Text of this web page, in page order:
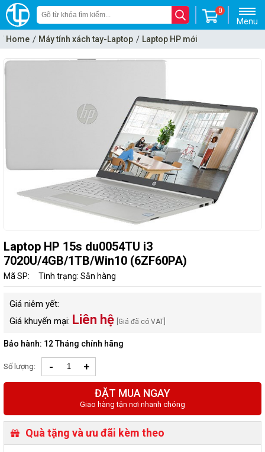
Menu
0
Home Máy tính xách tay-Laptop Laptop HP mới
Laptop HP 15s du0054TU i3
7020U/4GB/1TB/Win10 (6ZF60PA)
Mã SP: Tình trạng: Sẵn hàng
Giá niêm yết:
Giá khuyến mại: Liên hệ [Giá đã có VAT]
Bảo hành: 12 Tháng chính hãng
Số lượng: - +
ĐẶT MUA NGAY
Giao hàng tận nơi nhanh chóng
Quà tặng và ưu đãi kèm theo